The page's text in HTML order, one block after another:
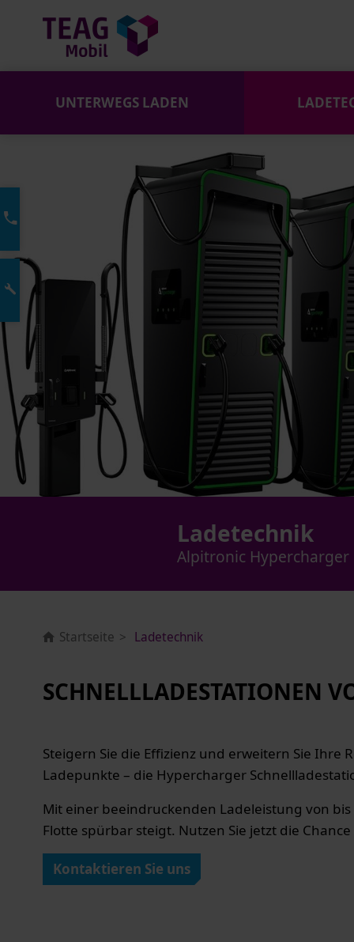
UNTERWEGS LADEN
Ladetechnik
Alpitronic Hypercharger
Startseite Ladetechnik
SCHNELLLADESTATIONEN
Steigern Sie die Effizienz und erweitern Sie
Ladepunkte – die Hypercharger
Mit einer beeindruckenden Ladeleistung von
Flotte spürbar steigt. Nutzen Sie jetzt die
Kontaktieren Sie uns